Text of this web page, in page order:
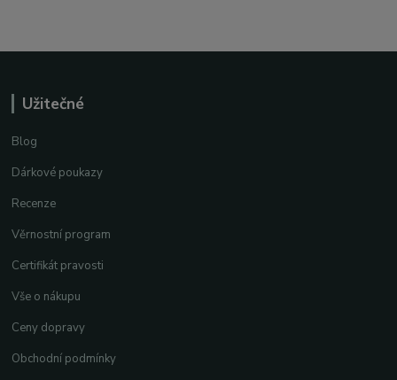
Užitečné
Blog
Dárkové poukazy
Recenze
Věrnostní program
Certifikát pravosti
Vše o nákupu
Ceny dopravy
Obchodní podmínky